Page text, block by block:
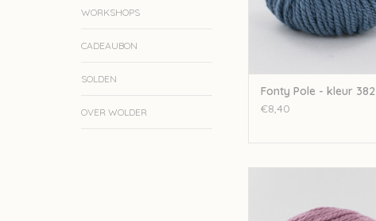
WORKSHOPS
CADEAUBON
SOLDEN
OVER WOLDER
Fonty Pole - kleur 382
€8,40